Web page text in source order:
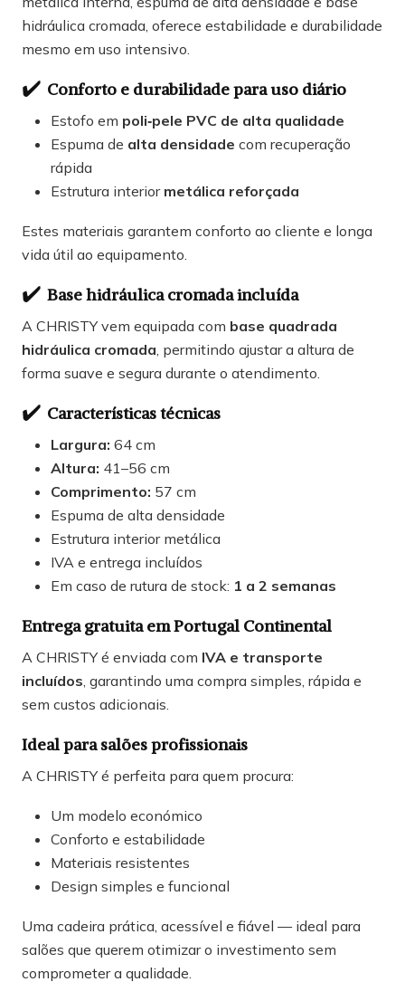
hidráulica cromada, oferece estabilidade e durabilidade
mesmo em uso intensivo.
✔️ Conforto e durabilidade para uso diário
Estofo em poli‑pele PVC de alta qualidade
Espuma de alta densidade com recuperação
rápida
Estrutura interior metálica reforçada
Estes materiais garantem conforto ao cliente e longa
vida útil ao equipamento.
✔️ Base hidráulica cromada incluída
A CHRISTY vem equipada com base quadrada
hidráulica cromada, permitindo ajustar a altura de
forma suave e segura durante o atendimento.
✔️ Características técnicas
Largura: 64 cm
Altura: 41–56 cm
Comprimento: 57 cm
Espuma de alta densidade
Estrutura interior metálica
IVA e entrega incluídos
Em caso de rutura de stock: 1 a 2 semanas
Entrega gratuita em Portugal Continental
A CHRISTY é enviada com IVA e transporte
incluídos, garantindo uma compra simples, rápida e
sem custos adicionais.
Ideal para salões profissionais
A CHRISTY é perfeita para quem procura:
Um modelo económico
Conforto e estabilidade
Materiais resistentes
Design simples e funcional
Uma cadeira prática, acessível e fiável — ideal para
salões que querem otimizar o investimento sem
comprometer a qualidade.